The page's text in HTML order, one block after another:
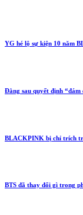
YG hé lộ sự kiện 10 năm
Đằng sau quyết định
BLACKPINK bị chỉ trích
BTS đã thay đổi gì trong